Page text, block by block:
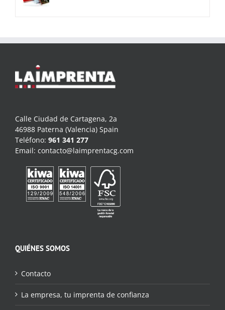
Calle Ciudad de Cartagena, 2a
46988 Paterna (Valencia) Spain
Teléfono: 961 341 277
Email: contacto@laimprentacg.com
QUIÉNES SOMOS
Contacto
La empresa, tu imprenta de confianza